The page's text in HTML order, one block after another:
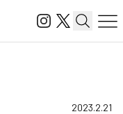
2023.2.21